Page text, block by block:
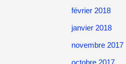
février 2018
janvier 2018
novembre 2017
octobre 2017